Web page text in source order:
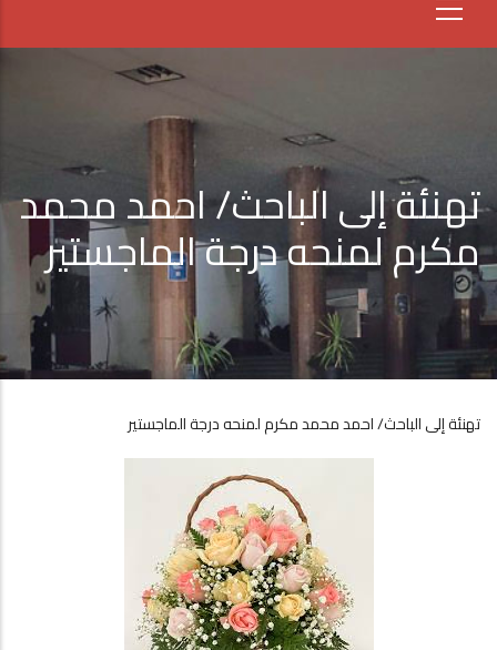
تهنئة إلى الباحث/ احمد محمد
مكرم لمنحه درجة الماجستير
تهنئة إلى الباحث/ احمد محمد مكرم لمنحه درجة الماجستير